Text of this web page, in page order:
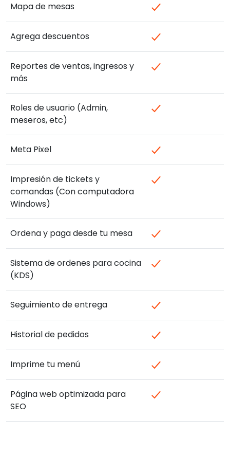
Mapa de mesas
Agrega descuentos
Reportes de ventas, ingresos y
más
Roles de usuario (Admin,
meseros, etc)
Meta Pixel
Impresión de tickets y
comandas (Con computadora
Windows)
Ordena y paga desde tu mesa
Sistema de ordenes para cocina
(KDS)
Seguimiento de entrega
Historial de pedidos
Imprime tu menú
Página web optimizada para
SEO